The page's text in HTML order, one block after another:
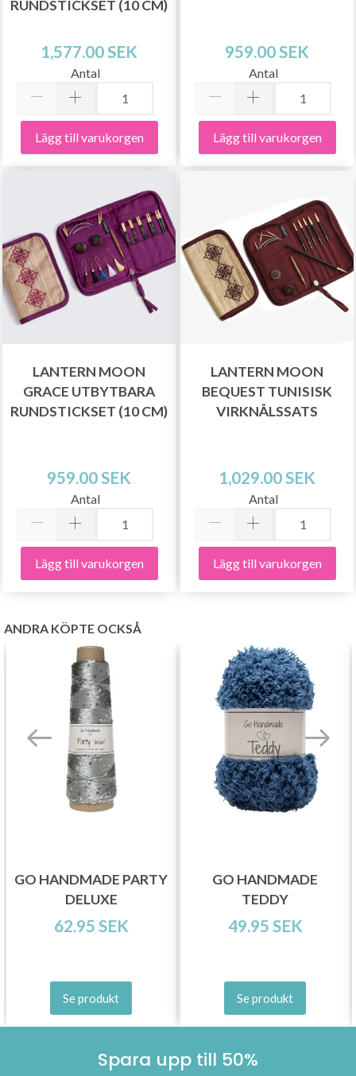
RUNDSTICKSET (10 CM)
1,577.00 SEK
Antal
Lägg till varukorgen
959.00 SEK
Antal
Lägg till varukorgen
LANTERN MOON
GRACE UTBYTBARA
RUNDSTICKSET (10 CM)
959.00 SEK
Antal
Lägg till varukorgen
LANTERN MOON
BEQUEST TUNISISK
VIRKNÅLSSATS
1,029.00 SEK
Antal
Lägg till varukorgen
ANDRA KÖPTE OCKSÅ
GO HANDMADE PARTY
DELUXE
62.95 SEK
Se produkt
GO HANDMADE
TEDDY
49.95 SEK
Se produkt
Spara upp till 50%
Spara upp till 50%!
Bli en del av vår garn-gemenskap och få
exklusiv tillgång till inspirerande
stickmönster och specialerbjudanden!
Nej tack